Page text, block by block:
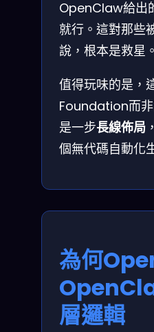
OpenClaw給出
就行。這對那些
說，根本是救星。
值得玩味的是，
Foundation而非
是一步長線佈局
個無代碼自動化
為何
層邏輯